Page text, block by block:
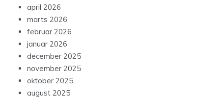
april 2026
marts 2026
februar 2026
januar 2026
december 2025
november 2025
oktober 2025
august 2025